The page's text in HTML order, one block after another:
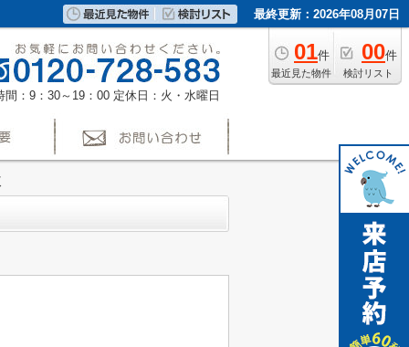
最終更新：2026年08月07日
01件
最近見た物件
00件
検討リスト
間：9：30～19：00 定休日：火・水曜日